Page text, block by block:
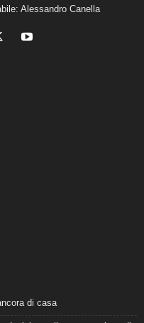
Alessandro Canella
di casa